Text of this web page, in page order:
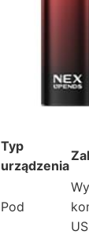
Typ
urządzenia
Pod